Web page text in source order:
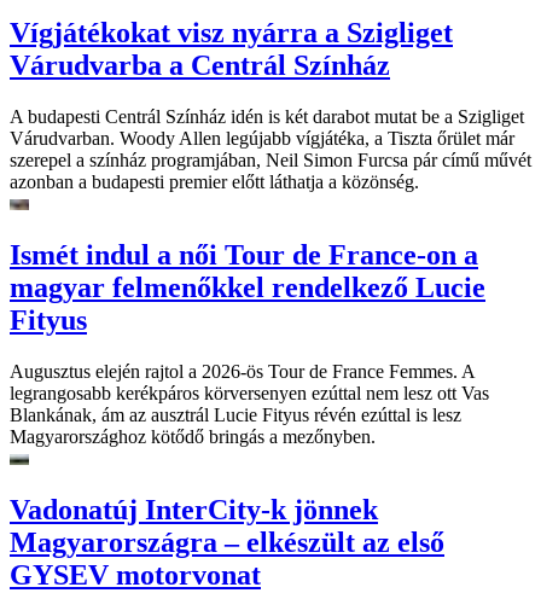
Vígjátékokat visz nyárra a Szigliget
Várudvarba a Centrál Színház
A budapesti Centrál Színház idén is két darabot mutat be a Szigliget
Várudvarban. Woody Allen legújabb vígjátéka, a Tiszta őrület már
szerepel a színház programjában, Neil Simon Furcsa pár című művét
azonban a budapesti premier előtt láthatja a közönség.
Ismét indul a női Tour de France-on a
magyar felmenőkkel rendelkező Lucie
Fityus
Augusztus elején rajtol a 2026-ös Tour de France Femmes. A
legrangosabb kerékpáros körversenyen ezúttal nem lesz ott Vas
Blankának, ám az ausztrál Lucie Fityus révén ezúttal is lesz
Magyarországhoz kötődő bringás a mezőnyben.
Vadonatúj InterCity-k jönnek
Magyarországra – elkészült az első
GYSEV motorvonat